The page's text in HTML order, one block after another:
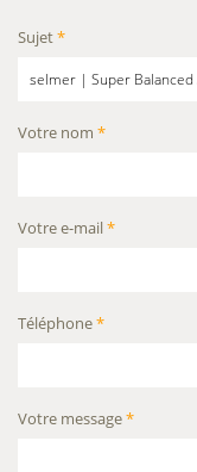
Sujet*
Votre nom *
Votre e-mail*
Téléphone*
Votre message*